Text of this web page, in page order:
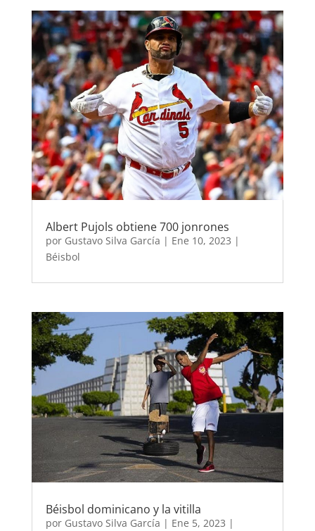
Albert Pujols obtiene 700 jonrones
por Gustavo Silva García | Ene 10, 2023 |
Béisbol
Béisbol dominicano y la vitilla
por Gustavo Silva García | Ene 5, 2023 |